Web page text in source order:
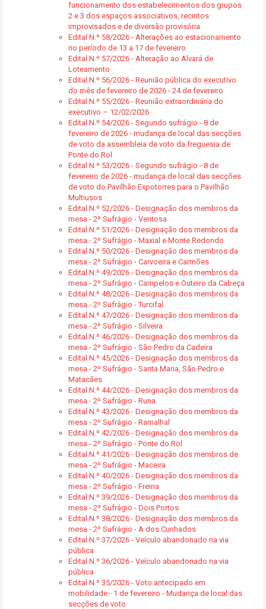
funcionamento dos estabelecimentos dos grupos
2 e 3 dos espaços associativos, recintos
improvisados e de diversão provisória
Edital N.º 58/2026 - Alterações ao estacionamento
no período de 13 a 17 de fevereiro
Edital N.º 57/2026 - Alteração ao Alvará de
Loteamento
Edital N.º 56/2026 - Reunião pública do executivo
do mês de fevereiro de 2026 - 24 de fevereiro
Edital N.º 55/2026 - Reunião extraordinária do
executivo – 12/02/2026
Edital N.º 54/2026 - Segundo sufrágio - 8 de
fevereiro de 2026 - mudança de local das secções
de voto da assembleia de voto da freguesia de
Ponte do Rol
Edital N.º 53/2026 - Segundo sufrágio - 8 de
fevereiro de 2026 - mudança de local das secções
de voto do Pavilhão Expotorres para o Pavilhão
Multiusos
Edital N.º 52/2026 - Designação dos membros da
mesa - 2º Sufrágio - Ventosa
Edital N.º 51/2026 - Designação dos membros da
mesa - 2º Sufrágio - Maxial e Monte Redondo
Edital N.º 50/2026 - Designação dos membros da
mesa - 2º Sufrágio - Carvoeira e Carmões
Edital N.º 49/2026 - Designação dos membros da
mesa - 2º Sufrágio - Campelos e Outeiro da Cabeça
Edital N.º 48/2026 - Designação dos membros da
mesa - 2º Sufrágio - Turcifal
Edital N.º 47/2026 - Designação dos membros da
mesa - 2º Sufrágio - Silveira
Edital N.º 46/2026 - Designação dos membros da
mesa - 2º Sufrágio - São Pedro da Cadeira
Edital N.º 45/2026 - Designação dos membros da
mesa - 2º Sufrágio - Santa Maria, São Pedro e
Matacães
Edital N.º 44/2026 - Designação dos membros da
mesa - 2º Sufrágio - Runa
Edital N.º 43/2026 - Designação dos membros da
mesa - 2º Sufrágio - Ramalhal
Edital N.º 42/2026 - Designação dos membros da
mesa - 2º Sufrágio - Ponte do Rol
Edital N.º 41/2026 - Designação dos membros de
mesa - 2º Sufrágio - Maceira
Edital N.º 40/2026 - Designação dos membros da
mesa - 2º Sufrágio - Freiria
Edital N.º 39/2026 - Designação dos membros da
mesa - 2º Sufrágio - Dois Portos
Edital N.º 38/2026 - Designação dos membros da
mesa - 2º Sufrágio - A dos Cunhados
Edital N.º 37/2026 - Veículo abandonado na via
pública
Edital N.º 36/2026 - Veículo abandonado na via
pública
Edital N.º 35/2026 - Voto antecipado em
mobilidade - 1 de fevereiro - Mudança de local das
secções de voto